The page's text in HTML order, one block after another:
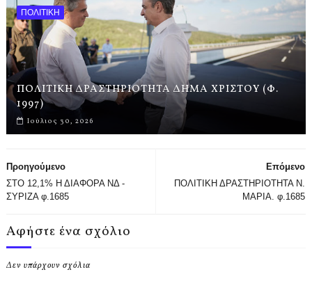
ΠΟΛΙΤΙΚΗ
ΠΟΛΙΤΙΚΗ ΔΡΑΣΤΗΡΙΟΤΗΤΑ ΔΗΜΑ ΧΡΙΣΤΟΥ (Φ.
1997)
Ιούλιος 30, 2026
Επόμενο
ΠΟΛΙΤΙΚΗ ΔΡΑΣΤΗΡΙΟΤΗΤΑ Ν.
ΜΑΡΙΑ. φ.1685
Προηγούμενο
ΣΤΟ 12,1% Η ΔΙΑΦΟΡΑ ΝΔ -
ΣΥΡΙΖΑ φ.1685
Αφήστε ένα σχόλιο
Δεν υπάρχουν σχόλια